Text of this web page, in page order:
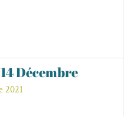
Décembre
2021